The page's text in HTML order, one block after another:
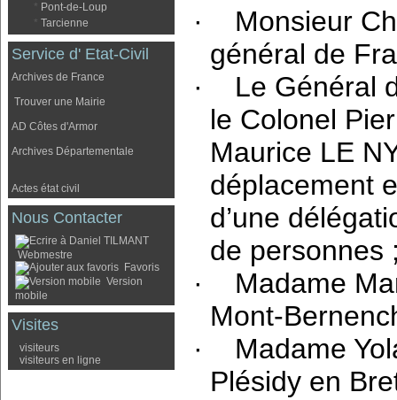
* Pont-de-Loup
* Tarcienne
Service d' Etat-Civil
Archives de France
Trouver une Mairie
AD Côtes d'Armor
Archives Départementale
Actes état civil
Nous Contacter
Webmestre
Favoris
Version
mobile
Visites
visiteurs
visiteurs en ligne
·
Monsieur
général de
·
Le Général
le Colonel
Maurice LE
déplacement
d’une
de personnes
·
Madame
Mont-
·
Madame
Plésidy en